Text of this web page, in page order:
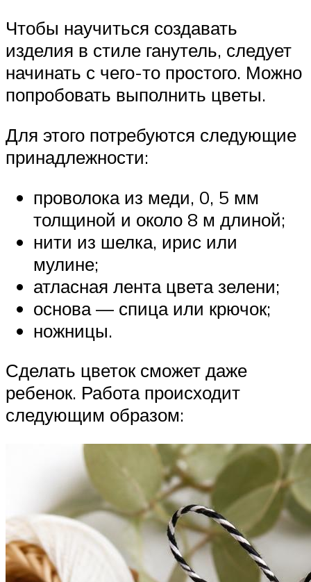
Чтобы научиться создавать
изделия в стиле ганутель, следует
начинать с чего-то простого. Можно
попробовать выполнить цветы.
Для этого потребуются следующие
принадлежности:
проволока из меди, 0, 5 мм
толщиной и около 8 м длиной;
нити из шелка, ирис или
мулине;
атласная лента цвета зелени;
основа — спица или крючок;
ножницы.
Сделать цветок сможет даже
ребенок. Работа происходит
следующим образом: